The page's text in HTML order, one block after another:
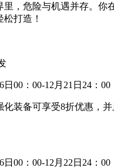
里，危险与机遇并存。你
打造！
00：00-12月21日24：00
化装备可享受8折优惠，
00：00-12月22日24：00